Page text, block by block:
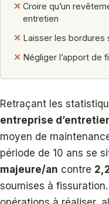
✕ Croire qu’un
entretien
✕ Laisser les bordures
✕ Négliger l’apport de
Retraçant les
entreprise
moyen de
période de 10 ans se
majeure/an contre
soumises à